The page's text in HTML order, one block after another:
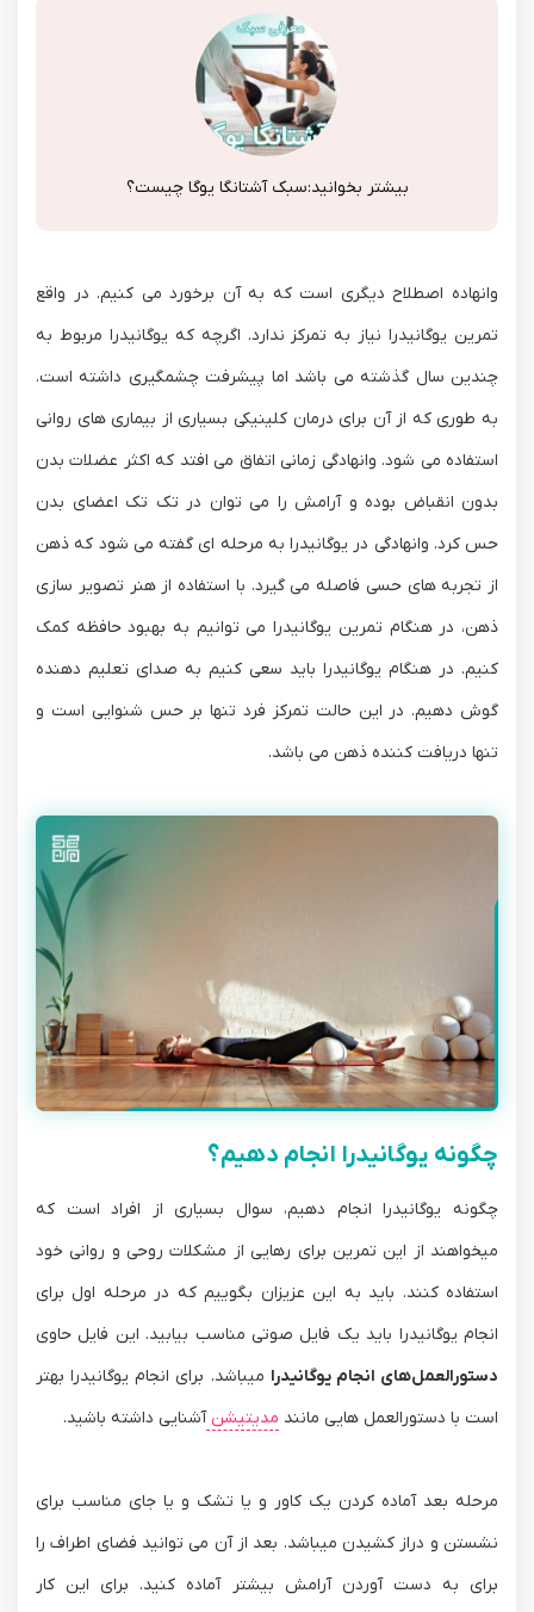
بیشتر بخوانید:سبک آشتانگا یوگا چیست؟
وانهاده اصطلاح دیگری است که به آن برخورد می کنیم. در واقع
تمرین یوگانیدرا نیاز به تمرکز ندارد. اگرچه که یوگانیدرا مربوط به
چندین سال گذشته می باشد اما پیشرفت چشمگیری داشته است.
به طوری که از آن برای درمان کلینیکی بسیاری از بیماری های روانی
استفاده می شود. وانهادگی زمانی اتفاق می افتد که اکثر عضلات بدن
بدون انقباض بوده و آرامش را می توان در تک تک اعضای بدن
حس کرد. وانهادگی در یوگانیدرا به مرحله ای گفته می شود که ذهن
از تجربه های حسی فاصله می گیرد. با استفاده از هنر تصویر سازی
ذهن، در هنگام تمرین یوگانیدرا می توانیم به بهبود حافظه کمک
کنیم. در هنگام یوگانیدرا باید سعی کنیم به صدای تعلیم دهنده
گوش دهیم. در این حالت تمرکز فرد تنها بر حس شنوایی است و
تنها دریافت کننده ذهن می باشد.
چگونه یوگانیدرا انجام دهیم؟
چگونه یوگانیدرا انجام دهیم، سوال بسیاری از افراد است که
میخواهند از این تمرین برای رهایی از مشکلات روحی و روانی خود
استفاده کنند. باید به این عزیزان بگوییم که در مرحله اول برای
انجام یوگانیدرا باید یک فایل صوتی مناسب بیابید. این فایل حاوی
دستورالعمل‌های انجام یوگانیدرا میباشد. برای انجام یوگانیدرا بهتر
است با دستورالعمل هایی مانند مدیتیشنآشنایی داشته باشید.
مرحله بعد آماده کردن یک کاور و یا تشک و یا جای مناسب برای
نشستن و دراز کشیدن میباشد. بعد از آن می توانید فضای اطراف را
برای به دست آوردن آرامش بیشتر آماده کنید. برای این کار